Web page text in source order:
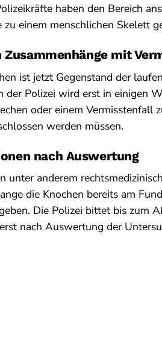
haben den Bereich
einem menschlichen Skelett
Zusammenhänge mit
ist jetzt Gegenstand der
der Polizei wird erst in einigen
oder einem Vermisstenfall
werden müssen.
nach Auswertung
unter anderem
die Knochen bereits am
Die Polizei bittet bis zum
nach Auswertung der